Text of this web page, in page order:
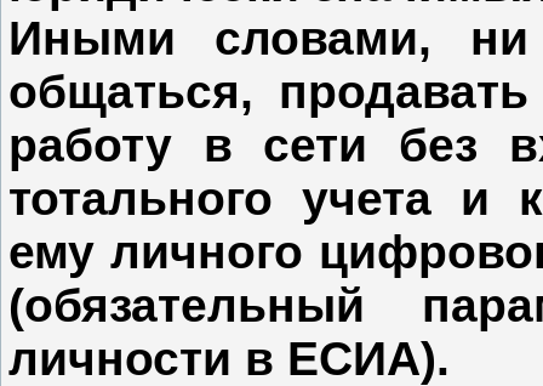
Иными словами,
общаться,
работу в сети без
тотального учета и
ему личного
(обязательный
личности в ЕСИА).